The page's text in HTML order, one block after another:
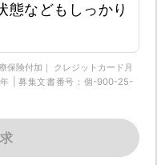
態などもしっかり
保険付加｜ クレジットカード月
| 募集文書番号：個-900-25-